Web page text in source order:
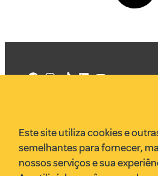
VR Assessoria
Parcerias
Envie uma pauta
Este site utiliza cookies e
semelhantes para fornecer,
nossos serviços e sua